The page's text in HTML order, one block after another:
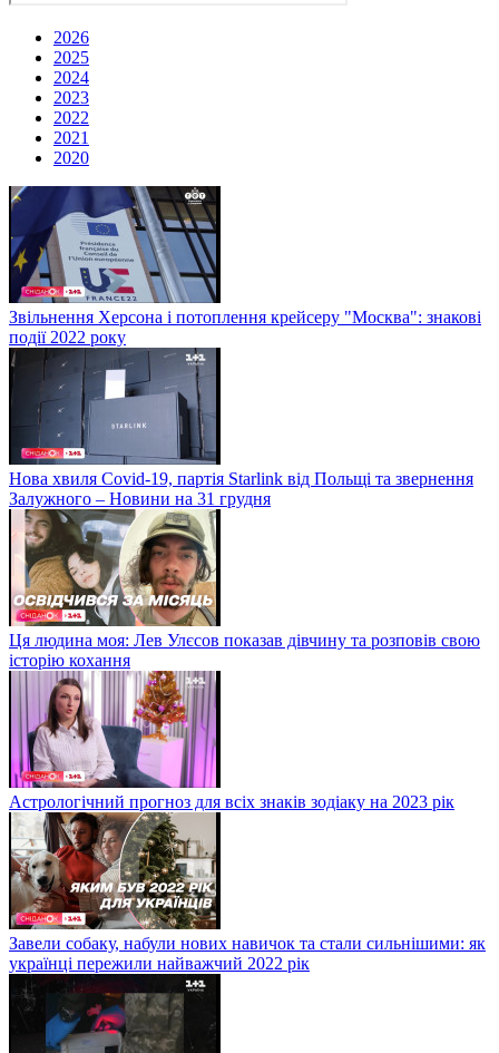
2026
2025
2024
2023
2022
2021
2020
Звільнення Херсона і потоплення крейсеру "Москва": знакові
події 2022 року
Нова хвиля Covid-19, партія Starlink від Польщі та звернення
Залужного – Новини на 31 грудня
Ця людина моя: Лев Улєсов показав дівчину та розповів свою
історію кохання
Астрологічний прогноз для всіх знаків зодіаку на 2023 рік
Завели собаку, набули нових навичок та стали сильнішими: як
українці пережили найважчий 2022 рік